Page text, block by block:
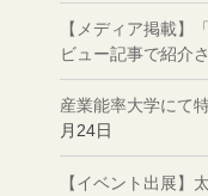
【メディア掲載】
ビュー記事で紹介
産業能率大学にて
月24日
【イベント出展】